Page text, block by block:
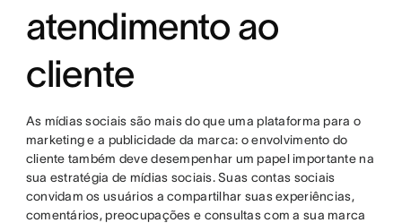
atendimento ao
cliente
As mídias sociais são mais do que uma plataforma para o
marketing e a publicidade da marca: o envolvimento do
cliente também deve desempenhar um papel importante na
sua estratégia de mídias sociais. Suas contas sociais
convidam os usuários a compartilhar suas experiências,
comentários, preocupações e consultas com a sua marca